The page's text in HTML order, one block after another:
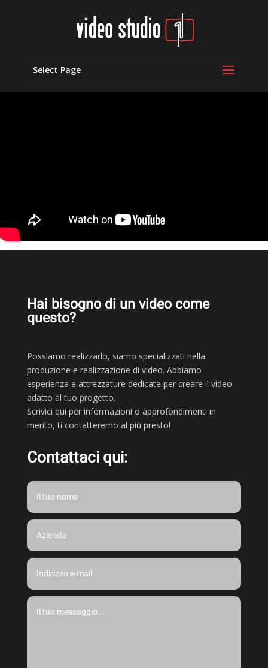
Select Page
Hai bisogno di un video come
questo?
Possiamo realizzarlo, siamo specializzati nella
produzione e realizzazione di video. Abbiamo
esperienza e attrezzature dedicate per creare il video
adatto al tuo progetto.
Scrivici qui per informazioni o approfondimenti in
merito, ti contatteremo al più presto!
Contattaci qui: